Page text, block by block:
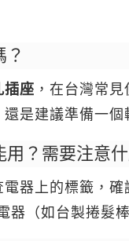
插座 ，在台灣常
是建議準備一個
？需要注意什
器上的標籤，確
器（如台製捲髮